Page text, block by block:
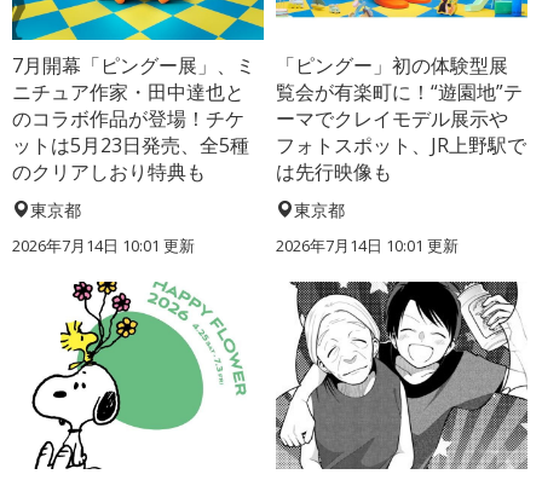
7月開幕「ピングー展」、ミ
ニチュア作家・田中達也と
のコラボ作品が登場！チケ
ットは5月23日発売、全5種
のクリアしおり特典も
東京都
2026年7月14日 10:01 更新
「ピングー」初の体験型展
覧会が有楽町に！“遊園地”テ
ーマでクレイモデル展示や
フォトスポット、JR上野駅で
は先行映像も
東京都
2026年7月14日 10:01 更新